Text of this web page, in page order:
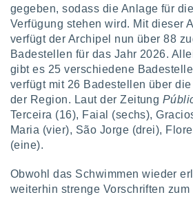
zur
zur
von
zur
der
von
gegeben, sodass die Anlage für
Verfügung stehen wird. Mit dieser
verfügt der Archipel nun über 88
Badestellen für das Jahr 2026.
gibt es 25 verschiedene
verfügt mit 26 Badestellen über
der Region. Laut der Zeitung
Terceira (16), Faial (sechs),
Maria (vier), São Jorge (drei),
(eine).
Obwohl das Schwimmen wieder
weiterhin strenge Vorschriften zum